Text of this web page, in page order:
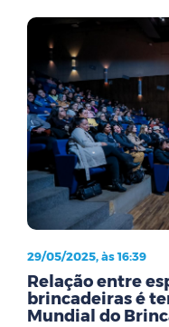
29/05/2025, às 16:39
Relação entre
brincadeiras é
Mundial do